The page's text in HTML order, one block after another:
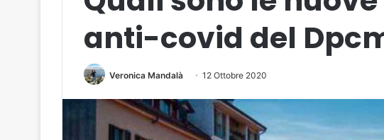
anti-covid del
Veronica Mandalà 12 Ottobre 2020